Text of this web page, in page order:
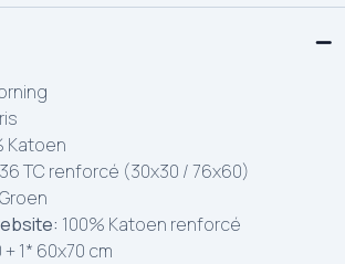
Katoen
TC renforcé (30x30 / 76x60)
Groen
100% Katoen renforcé
1* 60x70 cm